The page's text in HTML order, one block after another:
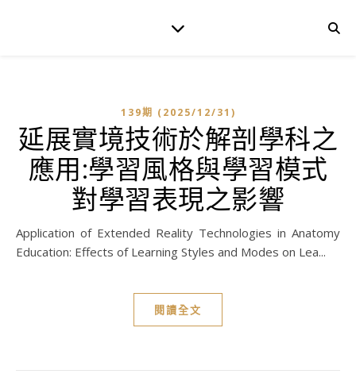
139期 (2025/12/31)
延展實境技術於解剖學科之
應用:學習風格與學習模式
對學習表現之影響
Application of Extended Reality Technologies in Anatomy
Education: Effects of Learning Styles and Modes on Lea...
閱讀全文